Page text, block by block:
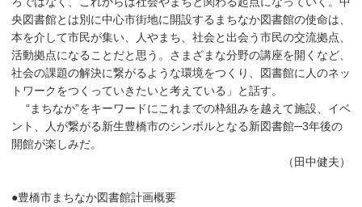
央図書館とは別に中心市街地に開設するまちなか図書館の使命は、
本を介して市民が集い、人やまち、社会と出会う市民の交流拠点、
活動拠点になることだと思う。さまざまな分野の講座を開くなど、
社会の課題の解決に繋がるような環境をつくり、図書館に人のネッ
トワークをつくっていきたいと考えている」と話す。
“まちなか”をキーワードにこれまでの枠組みを越えて施設、イベ
ント、人が繋がる新生豊橋市のシンボルとなる新図書館─3年後の
開館が楽しみだ。
（田中健夫）
●豊橋市まちなか図書館計画概要